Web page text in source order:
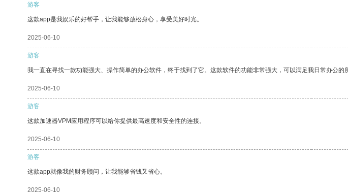
游客
这款app是我娱乐的好帮手，让我能够放松身心，享受美好时光。
2025-06-10
游客
我一直在寻找一款功能强大、操作简单的办公软件，终于找到了它。这款软件的功能非常强大，可以满足我日常办公的
2025-06-10
游客
这款加速器VPM应用程序可以给你提供最高速度和安全性的连接。
2025-06-10
游客
这款app就像我的财务顾问，让我能够省钱又省心。
2025-06-10